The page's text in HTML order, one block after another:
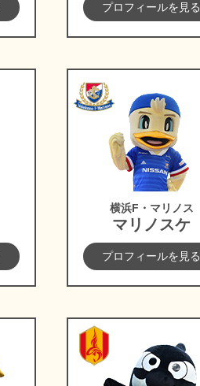
プロフィールを見る
横浜F・マリノス
マリノスケ
プロフィールを見る